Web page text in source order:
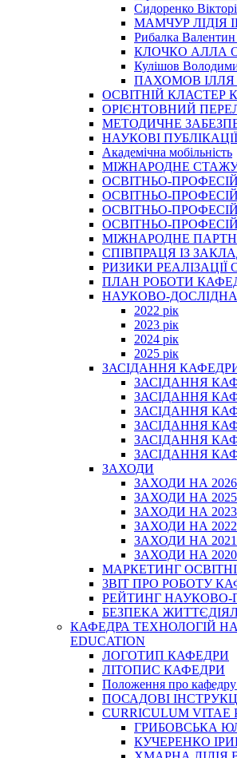
Сидоренко
МАМЧУР ЛІДІЯ
Рибалка
КЛОЧКО АЛЛА
Кулішов
ПАХОМОВ
ОСВІТНІЙ КЛАСТЕР
ОРІЄНТОВНИЙ
МЕТОДИЧНЕ
НАУКОВІ
Академічна мобільність
МІЖНАРОДНЕ
ОСВІТНЬО-
ОСВІТНЬО-
ОСВІТНЬО-
ОСВІТНЬО-
МІЖНАРОДНЕ
СПІВПРАЦЯ ІЗ
РИЗИКИ
ПЛАН РОБОТИ
НАУКОВО-
2022 рік
2023 рік
2024 рік
2025 рік
ЗАСІДАННЯ
ЗАСІДАННЯ
ЗАСІДАННЯ
ЗАСІДАННЯ
ЗАСІДАННЯ
ЗАСІДАННЯ
ЗАСІДАННЯ
ЗАХОДИ
ЗАХОДИ НА 2026
ЗАХОДИ НА 2025
ЗАХОДИ НА 2023
ЗАХОДИ НА 2022
ЗАХОДИ НА 2021
ЗАХОДИ НА 2020
МАРКЕТИНГ
3BIT ПРО РОБОТУ
РЕЙТИНГ НАУКОВО-
БЕЗПЕКА
КАФЕДРА ТЕХНОЛОГІЙ
EDUCATION
ЛОГОТИП КАФЕДРИ
ЛІТОПИС КАФЕДРИ
Положення про
ПОСАДОВІ
CURRICULUM VITAE
ГРИБОВСЬКА
КУЧЕРЕНКО